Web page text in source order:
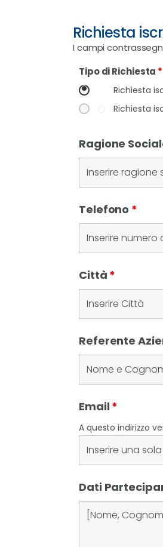
Richiesta
I campi
Tipo di Richiesta *
Richiesta
Richiesta
Ragione
Telefono *
Città *
Referente
Email *
A questo indirizzo
Dati